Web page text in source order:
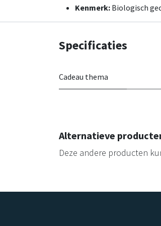
Kenmerk: Biologisch
Specificaties
Cadeau thema
Alternatieve
Deze andere producten